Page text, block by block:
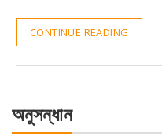
CONTINUE READING
অনুসন্ধান